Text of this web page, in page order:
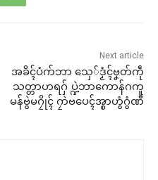
Next article
အခိၚ်ပံက်ဘာ သှေ်ဒၟံၚ်ဗၞတ်ကဵု
သတ္တာဟရဂှ် ပ္ဍဲဘာကောန်ဂကူ
မန်ဗွဲမဂၠိုၚ် ဂၠာဲဗပေၚ်အ္စာဟွံဂွံဏီ